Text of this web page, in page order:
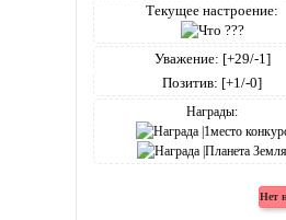
Текущее настроение:
Уважение: [+29/-1]
Позитив: [+1/-0]
Награды: